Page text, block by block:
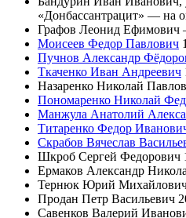
«Донбассантрацит» — на
Графов Леонид Ефимович
Моисеев Федор Павлович
Пучнов Александр
Ткаченко Иван Андреевич
Назаренко Николай
Пономаренко Николай
Манжула Анатолий
Титаренко Федор
Скрабов Вячеслав
Шкроб Сергей Федорович
Ермаков Александр
Тернюк Юрий
Продан Петр Васильевич
Савенков Валерий